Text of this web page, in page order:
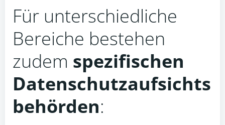
Für unterschiedliche
Bereiche bestehen
zudem spezifischen
Datenschutzaufsichts
behörden: